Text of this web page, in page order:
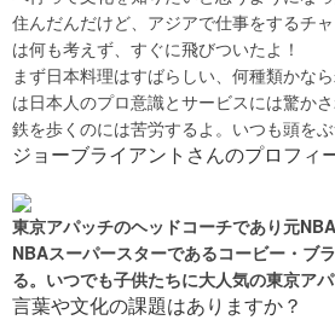
住んだんだけど、アジアで仕事をするチ
は何も考えず、すぐに飛びついたよ！
まず日本料理はすばらしい、何種類かな
は日本人のプロ意識とサービスには驚か
鉄を歩くのには苦労するよ。いつも頭をぶ
ジョーブライアントさんのプロフィ
東京アパッチのヘッドコーチであり元
NBAスーパースターであるコービー・ブ
る。いつでも子供たちに大人気の東京ア
言葉や文化の課題はありますか？